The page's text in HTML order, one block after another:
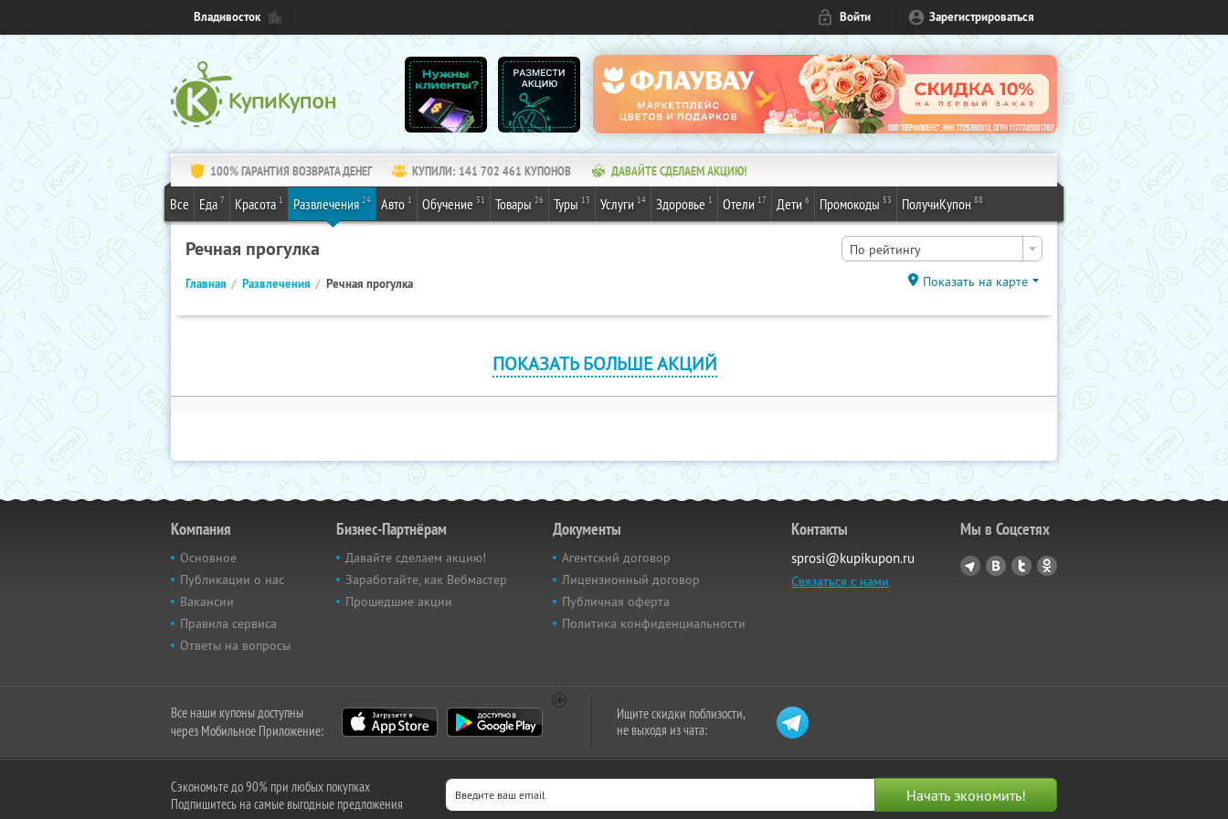
Владивосток Войти Зарегистрироваться
100% ГАРАНТИЯ ВОЗВРАТА ДЕНЕГ КУПИЛИ: 141 702 462 КУПОНОВ ДАВАЙТЕ СДЕЛАЕМ АКЦИЮ!
Все Еда 7 Красота 1 Развлечения 24 Авто 1 Обучение 31 Товары 26 Туры 13 Услуги 14 Здоровье 1 Отели 17 Дети 6 Промокоды 53 ПолучиКупон 88
Речная прогулка По рейтингу
Главная Развлечения Речная прогулка Показать на карте
ПОКАЗАТЬ БОЛЬШЕ АКЦИЙ
Компания
Основное
Публикации о нас
Вакансии
Правила сервиса
Ответы на вопросы
Бизнес-Партнёрам
Давайте сделаем акцию!
Заработайте, как Вебмастер
Прошедшие акции
Документы
Агентский договор
Лицензионный договор
Публичная оферта
Политика конфиденциальности
Контакты
sprosi@kupikupon.ru
Связаться с нами
Мы в Соцсетях
Все наши купоны доступны
через Мобильное Приложение:
Ищите скидки поблизости,
не выходя из чата:
Сэкономьте до 90% при любых покупках
Подпишитесь на самые выгодные предложения